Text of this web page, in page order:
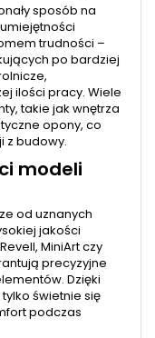
sposób na
trudności –
po bardziej
ilości pracy. Wiele
takie jak wnętrza
opony, co
z budowy.
modeli
od uznanych
jakości
MiniArt czy
precyzyjne
Dzięki
świetnie się
podczas